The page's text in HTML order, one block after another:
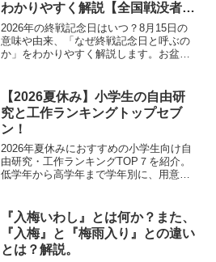
わかりやすく解説【全国戦没者追
悼式】
2026年の終戦記念日はいつ？8月15日の
意味や由来、「なぜ終戦記念日と呼ぶの
か」をわかりやすく解説します。お盆と
く紹介。平和について考えるきっかけと
なる一記事です。
【2026夏休み】小学生の自由研
究と工作ランキングトップセブ
ン！
2026年夏休みにおすすめの小学生向け自
由研究・工作ランキングTOP７を紹介。
低学年から高学年まで学年別に、用意す
されやすいテーマ選びや自由研究を成功
させるコツも掲載しています。
『入梅いわし』とは何か？また、
『入梅』と『梅雨入り』との違い
とは？解説。